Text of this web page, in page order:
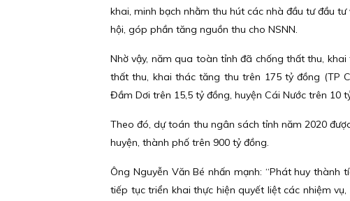
khai, minh bạch nhằm thu hút các nhà đầu tư đầu
hội, góp phần tăng nguồn thu cho NSNN.
Nhờ vậy, năm qua toàn tỉnh đã chống thất thu,
thất thu, khai thác tăng thu trên 175 tỷ đồng (TP
Đầm Dơi trên 15,5 tỷ đồng, huyện Cái Nước trên 10
Theo đó, dự toán thu ngân sách tỉnh năm 2020
huyện, thành phố trên 900 tỷ đồng.
Ông Nguyễn Văn Bé nhấn mạnh: “Phát huy
tiếp tục triển khai thực hiện quyết liệt các nhiệm